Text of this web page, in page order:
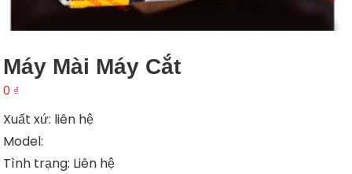
Máy Mài Máy Cắt
0 ₫
Xuất xứ: liên hệ
Model:
Tình trạng: Liên hệ